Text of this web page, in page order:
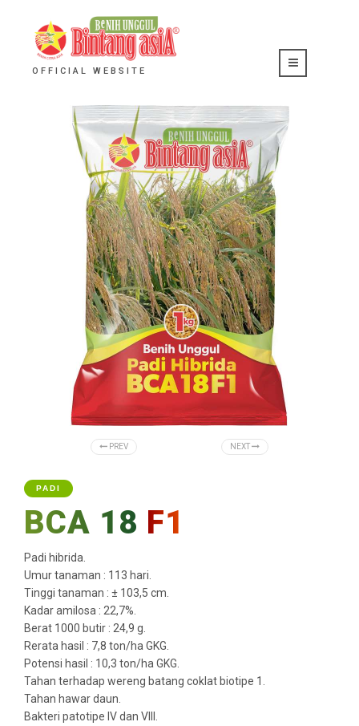
OFFICIAL WEBSITE
PREV NEXT
PADI
BCA 18 F1
Padi hibrida.
Umur tanaman : 113 hari.
Tinggi tanaman : ± 103,5 cm.
Kadar amilosa : 22,7%.
Berat 1000 butir : 24,9 g.
Rerata hasil : 7,8 ton/ha GKG.
Potensi hasil : 10,3 ton/ha GKG.
Tahan terhadap wereng batang coklat biotipe 1.
Tahan hawar daun.
Bakteri patotipe IV dan VIII.